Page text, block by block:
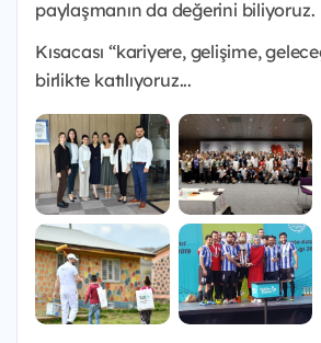
paylaşmanın da değerini biliyoruz.
Kısacası “kariyere, gelişime,
birlikte katılıyoruz...